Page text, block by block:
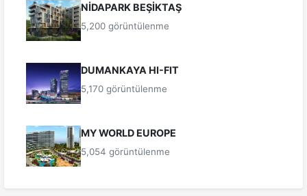
NİDAPARK BEŞİKTAŞ
5,200 görüntülenme
DUMANKAYA HI-FIT
5,170 görüntülenme
MY WORLD EUROPE
5,054 görüntülenme